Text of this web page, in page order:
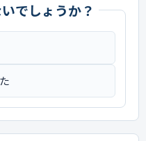
でしょうか？